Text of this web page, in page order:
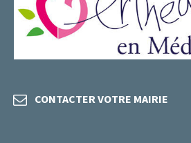
CONTACTER VOTRE MAIRIE